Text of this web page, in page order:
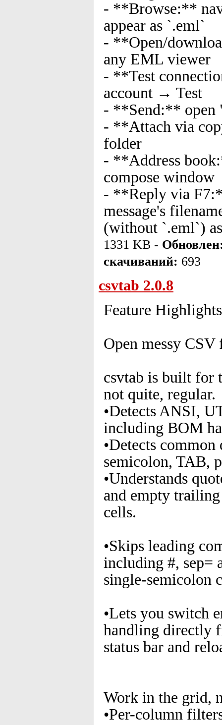
- **Browse:**
appear as `.eml`
- **Open/
any EML viewer
- **Test
account → Test
- **Send:**
- **Attach via
folder
- **Address
compose window
- **Reply via
message's
(without `.eml`)
1331 KB -
скачиваний: 693
csvtab 2.0.8
Feature Highlights
Open messy
csvtab is built for
not quite, regular.
•Detects ANSI,
including BOM
•Detects
semicolon, TAB,
•Understands
and empty trailing
cells.
•Skips leading
including #, sep=
single-semicolon
•Lets you switch
handling directly
status bar and
Work in the grid,
•Per-column